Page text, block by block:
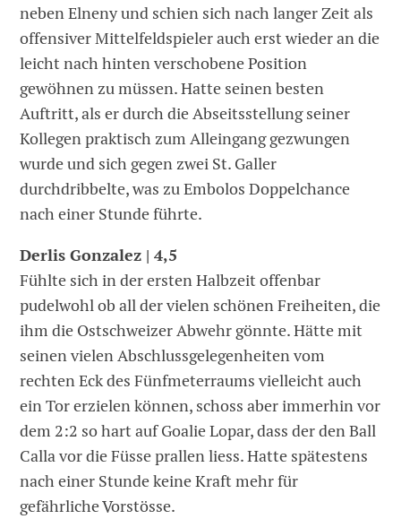
neben Elneny und schien sich nach langer Zeit als
offensiver Mittelfeldspieler auch erst wieder an die
leicht nach hinten verschobene Position
gewöhnen zu müssen. Hatte seinen besten
Auftritt, als er durch die Abseitsstellung seiner
Kollegen praktisch zum Alleingang gezwungen
wurde und sich gegen zwei St. Galler
durchdribbelte, was zu Embolos Doppelchance
nach einer Stunde führte.
Derlis Gonzalez | 4,5
Fühlte sich in der ersten Halbzeit offenbar
pudelwohl ob all der vielen schönen Freiheiten, die
ihm die Ostschweizer Abwehr gönnte. Hätte mit
seinen vielen Abschlussgelegenheiten vom
rechten Eck des Fünfmeterraums vielleicht auch
ein Tor erzielen können, schoss aber immerhin vor
dem 2:2 so hart auf Goalie Lopar, dass der den Ball
Calla vor die Füsse prallen liess. Hatte spätestens
nach einer Stunde keine Kraft mehr für
gefährliche Vorstösse.